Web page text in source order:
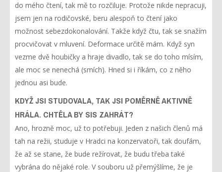
do mého čtení, tak mě to rozčiluje. Protože nikde nepracuji,
jsem jen na rodičovské, beru alespoň to čtení jako
možnost sebezdokonalování. Takže když čtu, tak se snažím
procvičovat v mluvení. Deformace určitě mám. Když syn
vezme dvě houbičky a hraje divadlo, tak se do toho mísím,
ale moc se nenechá (smích). Hned si i říkám, co z něho
jednou asi bude.
KDYŽ JSI STUDOVALA, TAK JSI POMĚRNĚ AKTIVNĚ
HRÁLA. CHTĚLA BY SIS ZAHRÁT?
Ano, hrozně moc, už to potřebuji. Jeden z našich členů má
tah na režii, studuje v Hradci na konzervatoři, tak doufám,
že až se stane, že bude režírovat, že budu třeba také
vybrána do nějaké role. V souboru už přemýšlíme, že je